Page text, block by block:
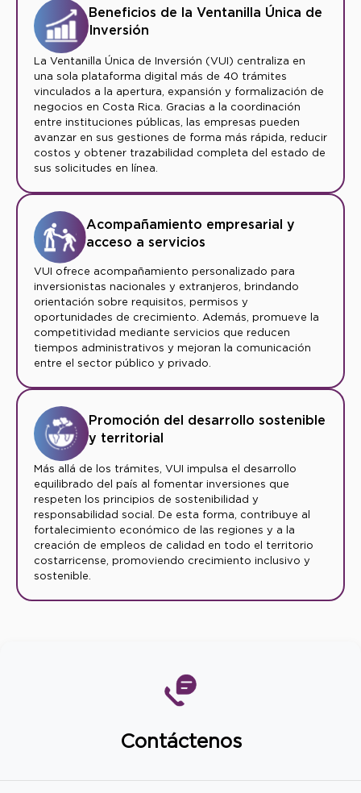
Beneficios de la Ventanilla Única de
Inversión
La Ventanilla Única de Inversión (VUI) centraliza en
una sola plataforma digital más de 40 trámites
vinculados a la apertura, expansión y formalización de
negocios en Costa Rica. Gracias a la coordinación
entre instituciones públicas, las empresas pueden
avanzar en sus gestiones de forma más rápida, reducir
costos y obtener trazabilidad completa del estado de
sus solicitudes en línea.
Acompañamiento empresarial y
acceso a servicios
VUI ofrece acompañamiento personalizado para
inversionistas nacionales y extranjeros, brindando
orientación sobre requisitos, permisos y
oportunidades de crecimiento. Además, promueve la
competitividad mediante servicios que reducen
tiempos administrativos y mejoran la comunicación
entre el sector público y privado.
Promoción del desarrollo sostenible
y territorial
Más allá de los trámites, VUI impulsa el desarrollo
equilibrado del país al fomentar inversiones que
respeten los principios de sostenibilidad y
responsabilidad social. De esta forma, contribuye al
fortalecimiento económico de las regiones y a la
creación de empleos de calidad en todo el territorio
costarricense, promoviendo crecimiento inclusivo y
sostenible.
Contáctenos